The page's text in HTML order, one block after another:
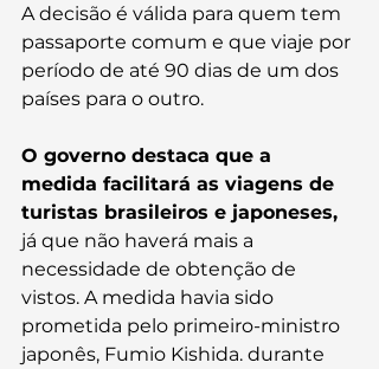
A decisão é válida para quem tem
passaporte comum e que viaje por
período de até 90 dias de um dos
países para o outro.
O governo destaca que a
medida facilitará as viagens de
turistas brasileiros e japoneses,
já que não haverá mais a
necessidade de obtenção de
vistos. A medida havia sido
prometida pelo primeiro-ministro
japonês, Fumio Kishida. durante